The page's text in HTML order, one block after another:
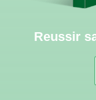
Reussir